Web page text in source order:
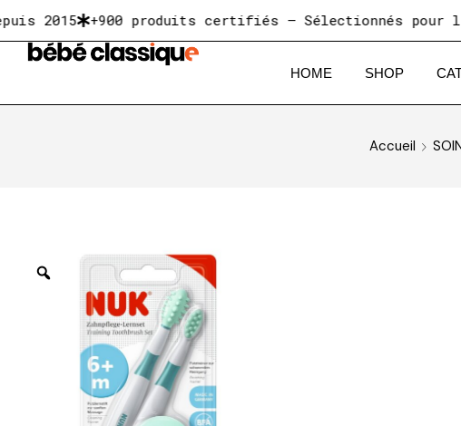
+900 produits certifiés — Sélectionnés pour le
HOME SHOP
Accueil